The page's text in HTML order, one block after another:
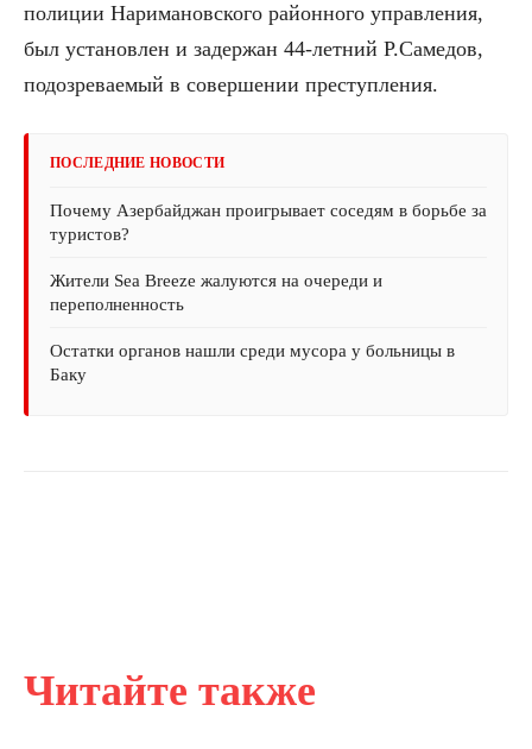
Читайте также
полиции Наримановского районного управления,
был установлен и задержан 44-летний Р.Самедов,
подозреваемый в совершении преступления.
ПОСЛЕДНИЕ НОВОСТИ
Почему Азербайджан проигрывает соседям в борьбе за
туристов?
Жители Sea Breeze жалуются на очереди и
переполненность
Остатки органов нашли среди мусора у больницы в
Баку